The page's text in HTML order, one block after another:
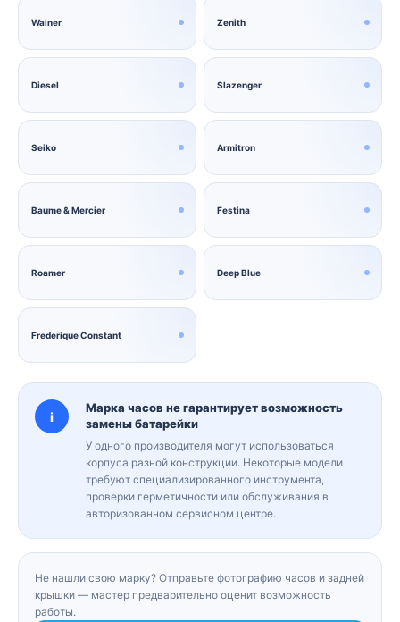
Wainer Zenith
Diesel Slazenger
Seiko Armitron
Baume & Mercier Festina
Roamer Deep Blue
Frederique Constant
i
Марка часов не гарантирует возможность
замены батарейки
У одного производителя могут использоваться
корпуса разной конструкции. Некоторые модели
требуют специализированного инструмента,
проверки герметичности или обслуживания в
авторизованном сервисном центре.
Не нашли свою марку? Отправьте фотографию часов и задней
крышки — мастер предварительно оценит возможность
работы.